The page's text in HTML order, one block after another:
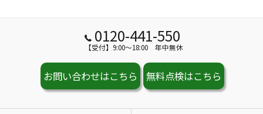
0120-441-550
【受付】9:00～18:00 年中無休
お問い合わせはこちら 無料点検はこちら